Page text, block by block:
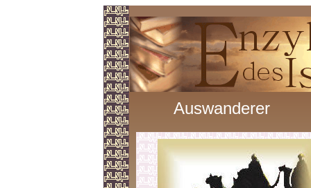
Auswanderer